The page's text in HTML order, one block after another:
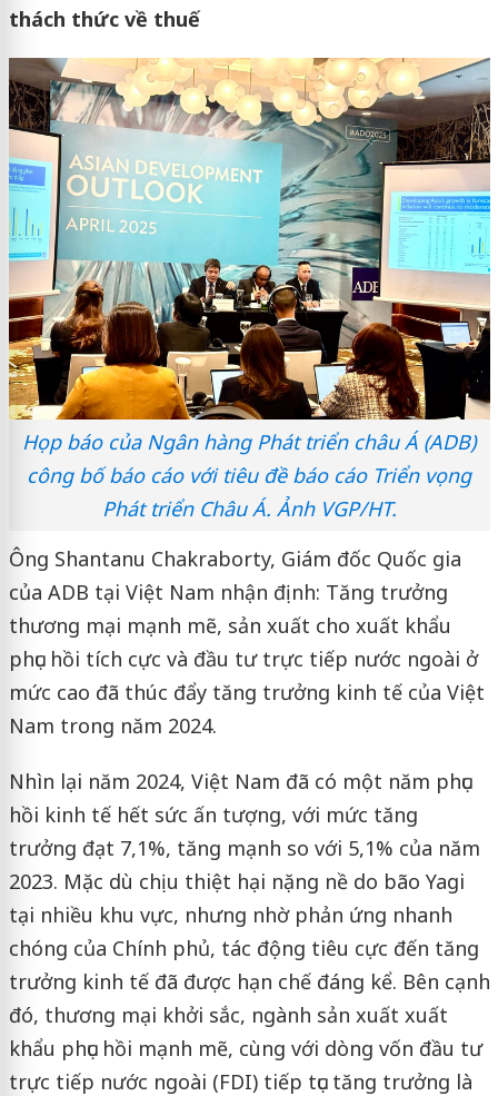
thách thức về thuế
Họp báo của Ngân hàng Phát triển châu Á (ADB)
công bố báo cáo với tiêu đề báo cáo Triển vọng
Phát triển Châu Á. Ảnh VGP/HT.
Ông Shantanu Chakraborty, Giám đốc Quốc gia
của ADB tại Việt Nam nhận định: Tăng trưởng
thương mại mạnh mẽ, sản xuất cho xuất khẩu
phục hồi tích cực và đầu tư trực tiếp nước ngoài ở
mức cao đã thúc đẩy tăng trưởng kinh tế của Việt
Nam trong năm 2024.
Nhìn lại năm 2024, Việt Nam đã có một năm phục
hồi kinh tế hết sức ấn tượng, với mức tăng
trưởng đạt 7,1%, tăng mạnh so với 5,1% của năm
2023. Mặc dù chịu thiệt hại nặng nề do bão Yagi
tại nhiều khu vực, nhưng nhờ phản ứng nhanh
chóng của Chính phủ, tác động tiêu cực đến tăng
trưởng kinh tế đã được hạn chế đáng kể. Bên cạnh
đó, thương mại khởi sắc, ngành sản xuất xuất
khẩu phục hồi mạnh mẽ, cùng với dòng vốn đầu tư
trực tiếp nước ngoài (FDI) tiếp tục tăng trưởng là